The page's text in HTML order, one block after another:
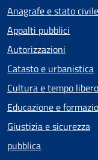
Anagrafe e stato civile
Appalti pubblici
Autorizzazioni
Catasto e urbanistica
Cultura e tempo libero
Educazione e
Giustizia e sicurezza
pubblica